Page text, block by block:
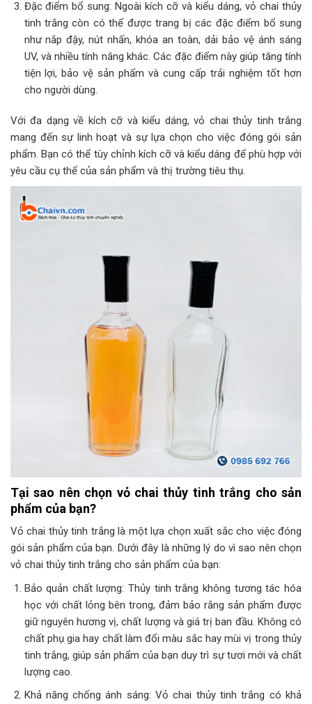
Đặc điểm bổ sung: Ngoài kích cỡ và kiểu dáng, vỏ chai thủy
tinh trắng còn có thể được trang bị các đặc điểm bổ sung
như nắp đậy, nút nhấn, khóa an toàn, dải bảo vệ ánh sáng
UV, và nhiều tính năng khác. Các đặc điểm này giúp tăng tính
tiện lợi, bảo vệ sản phẩm và cung cấp trải nghiệm tốt hơn
cho người dùng.
Với đa dạng về kích cỡ và kiểu dáng, vỏ chai thủy tinh trắng
mang đến sự linh hoạt và sự lựa chọn cho việc đóng gói sản
phẩm. Bạn có thể tùy chỉnh kích cỡ và kiểu dáng để phù hợp với
yêu cầu cụ thể của sản phẩm và thị trường tiêu thụ.
Tại sao nên chọn vỏ chai thủy tinh trắng cho sản
phẩm của bạn?
Vỏ chai thủy tinh trắng là một lựa chọn xuất sắc cho việc đóng
gói sản phẩm của bạn. Dưới đây là những lý do vì sao nên chọn
vỏ chai thủy tinh trắng cho sản phẩm của bạn:
Bảo quản chất lượng: Thủy tinh trắng không tương tác hóa
học với chất lỏng bên trong, đảm bảo rằng sản phẩm được
giữ nguyên hương vị, chất lượng và giá trị ban đầu. Không có
chất phụ gia hay chất làm đổi màu sắc hay mùi vị trong thủy
tinh trắng, giúp sản phẩm của bạn duy trì sự tươi mới và chất
lượng cao.
Khả năng chống ánh sáng: Vỏ chai thủy tinh trắng có khả